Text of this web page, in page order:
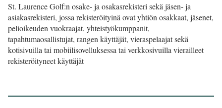
St. Laurence Golf:n osake- ja osakasrekisteri sekä jäsen- ja
asiakasrekisteri, jossa rekisteröityinä ovat yhtiön osakkaat, jäsenet,
pelioikeuden vuokraajat, yhteistyökumppanit,
tapahtumaosallistujat, rangen käyttäjät, vieraspelaajat sekä
kotisivuilla tai mobiilisovelluksessa tai verkkosivuilla vierailleet
rekisteröityneet käyttäjät